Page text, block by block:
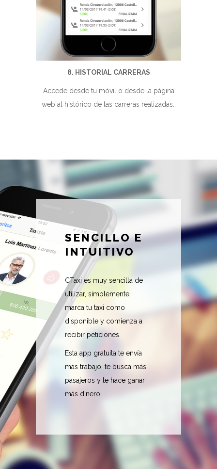
8. HISTORIAL CARRERAS
Accede desde tu móvil o desde la página
web al histórico de las carreras realizadas..
SENCILLO E
INTUITIVO
CTaxi es muy sencilla de
utilizar, simplemente
marca tu taxi como
disponible y comienza a
recibir peticiones.
Esta app gratuita te envía
más trabajo, te busca más
pasajeros y te hace ganar
más dinero.